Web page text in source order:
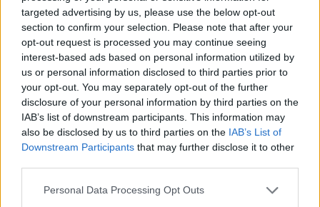
targeted advertising by us, please use the below opt-out
section to confirm your selection. Please note that after your
opt-out request is processed you may continue seeing
interest-based ads based on personal information utilized by
us or personal information disclosed to third parties prior to
your opt-out. You may separately opt-out of the further
disclosure of your personal information by third parties on the
IAB’s list of downstream participants. This information may
also be disclosed by us to third parties on the IAB’s List of
Downstream Participants that may further disclose it to other
Personal Data Processing Opt Outs
Ο Νεϊμάρ και η Μπρούνα δεν έχουν παντρευτεί και
αν και εκείνη τον έχει ακολουθήσει στη Σαουδική
Αραβία δεν παιρνούν και πολύ χρόνο μαζί. Δεν
πέρασε πολύς καιρός από τότε που είχε
αποκαλυφθεί πάλι ότι την είχε απατήσει και
ζήτησε δημόσια συγγνώμη.
Το διάστημα εκείνο οι Βραζιλιάνοι έγραφαν ότι η